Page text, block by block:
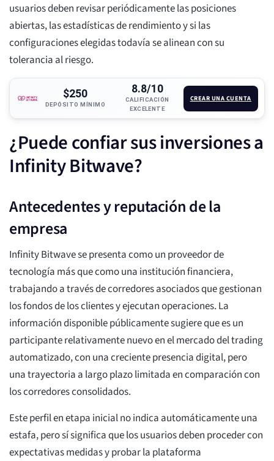
usuarios deben revisar periódicamente las posiciones
abiertas, las estadísticas de rendimiento y si las
configuraciones elegidas todavía se alinean con su
tolerancia al riesgo.
$250
DEPÓSITO MÍNIMO
8.8/10
CALIFICACIÓN
EXCELENTE
CREAR UNA CUENTA
¿Puede confiar sus inversiones a
Infinity Bitwave?
Antecedentes y reputación de la
empresa
Infinity Bitwave se presenta como un proveedor de
tecnología más que como una institución financiera,
trabajando a través de corredores asociados que gestionan
los fondos de los clientes y ejecutan operaciones. La
información disponible públicamente sugiere que es un
participante relativamente nuevo en el mercado del trading
automatizado, con una creciente presencia digital, pero
una trayectoria a largo plazo limitada en comparación con
los corredores consolidados.
Este perfil en etapa inicial no indica automáticamente una
estafa, pero sí significa que los usuarios deben proceder con
expectativas medidas y probar la plataforma